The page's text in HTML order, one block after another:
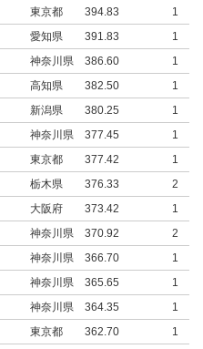
東京都 394.83
1
愛知県 391.83
1
神奈川県 386.60
1
高知県 382.50
1
新潟県 380.25
1
神奈川県 377.45
1
東京都 377.42
1
栃木県 376.33
2
大阪府 373.42
1
神奈川県 370.92
2
神奈川県 366.70
1
神奈川県 365.65
1
神奈川県 364.35
1
東京都 362.70
1